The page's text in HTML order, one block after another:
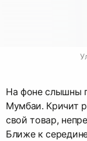
На фоне слышны
Мумбаи. Кричит
свой товар,
Ближе к